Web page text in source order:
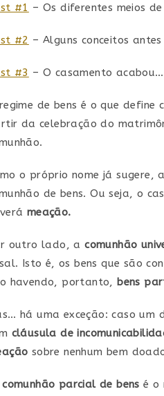
#1 – Os diferentes meios
#2 – Alguns conceitos
#3 – O casamento
de bens é o que
da celebração do
o próprio nome já sugere,
de bens. Ou seja, o
meação.
outro lado, acomunhão
Isto é, os bens que são
havendo, portanto, bens
há uma exceção: caso um
cláusula de
sobre nenhum bem
comunhão parcial de bens é o